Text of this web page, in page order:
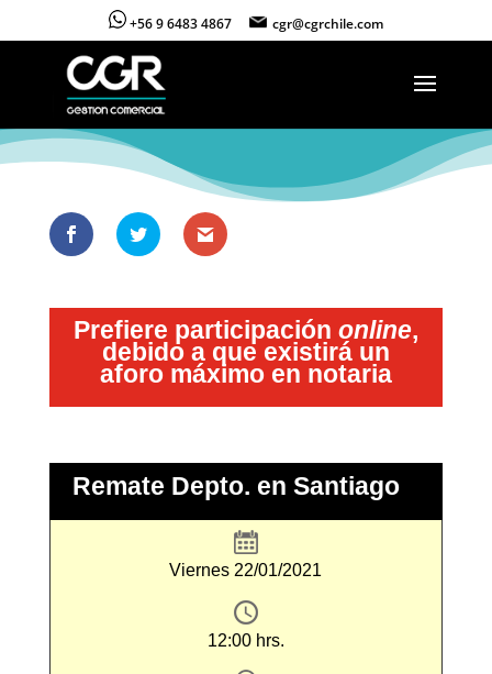
+56 9 6483 4867 cgr@cgrchile.com
Prefiere participación online,
debido a que existirá un
aforo máximo en notaria
Remate Depto. en Santiago
Viernes 22/01/2021
12:00 hrs.